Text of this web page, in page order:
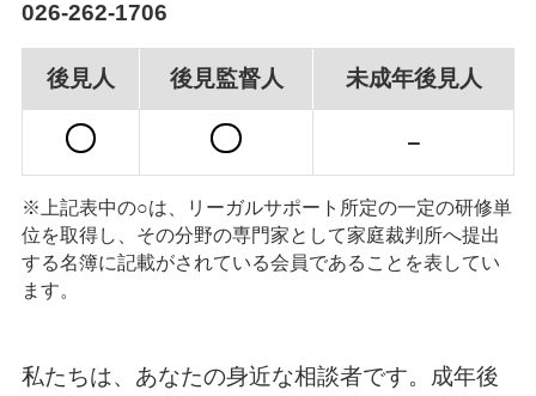
026-262-1706
後見人 後見監督人 未成年後見人
−
※上記表中の○は、リーガルサポート所定の一定の研修単
位を取得し、その分野の専門家として家庭裁判所へ提出
する名簿に記載がされている会員であることを表してい
ます。
私たちは、あなたの身近な相談者です。成年後